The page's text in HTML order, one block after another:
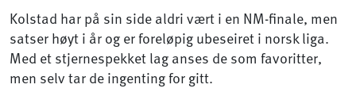
Kolstad har på sin side aldri vært i en NM-finale, men
satser høyt i år og er foreløpig ubeseiret i norsk liga.
Med et stjernespekket lag anses de som favoritter,
men selv tar de ingenting for gitt.